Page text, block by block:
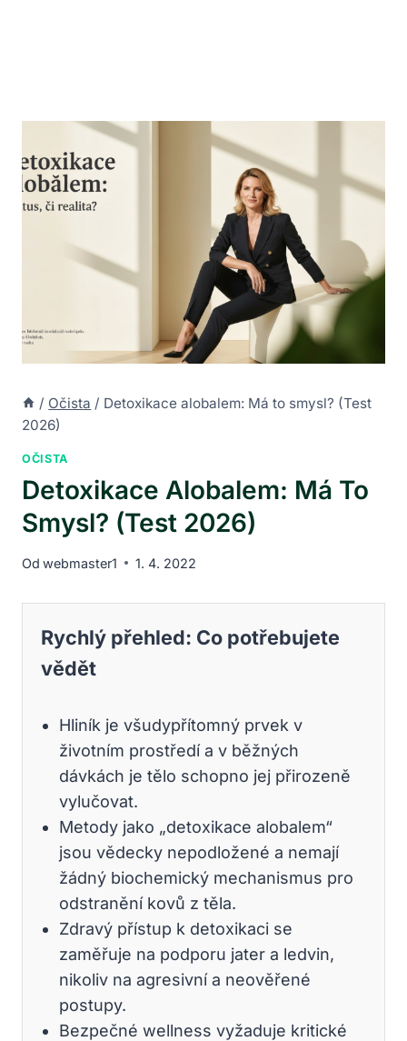
/ Očista / Detoxikace alobalem: Má to smysl? (Test
2026)
OČISTA
Detoxikace Alobalem: Má To
Smysl? (Test 2026)
Od webmaster1 1. 4. 2022
Rychlý přehled: Co potřebujete
vědět
Hliník je všudypřítomný prvek v
životním prostředí a v běžných
dávkách je tělo schopno jej přirozeně
vylučovat.
Metody jako „detoxikace alobalem“
jsou vědecky nepodložené a nemají
žádný biochemický mechanismus pro
odstranění kovů z těla.
Zdravý přístup k detoxikaci se
zaměřuje na podporu jater a ledvin,
nikoliv na agresivní a neověřené
postupy.
Bezpečné wellness vyžaduje kritické